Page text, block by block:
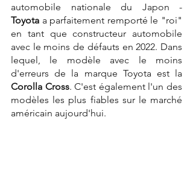
Toyota a parfaitement remporté le "roi"
en tant que constructeur automobile
avec le moins de défauts en 2022. Dans
lequel, le modèle avec le moins
Corolla Cross. C'est également l'un des
modèles les plus fiables sur le marché
américain aujourd'hui.